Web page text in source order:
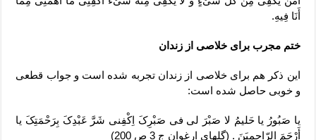
أَنَا فِیهِ.
ختم مجرب برای خلاصی از زندان
این ذکر هم برای خلاصی از زندان تجربه شده است و جواب قطعی
و خوبی حاصل شده است:
یا صَبُورُ یا حَلیمُ لا صَبْرَ لی فی صَبْرِکَ اِکْفِنی شَرَّ عَبْدِکَ بِرَحْمَتِکَ یا
أَرْحَمَ الرّاحِمیَنَ . (گلهای ارغوان ج 3 ص 200)